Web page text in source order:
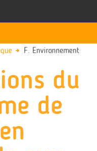
F. Environnement
du
de